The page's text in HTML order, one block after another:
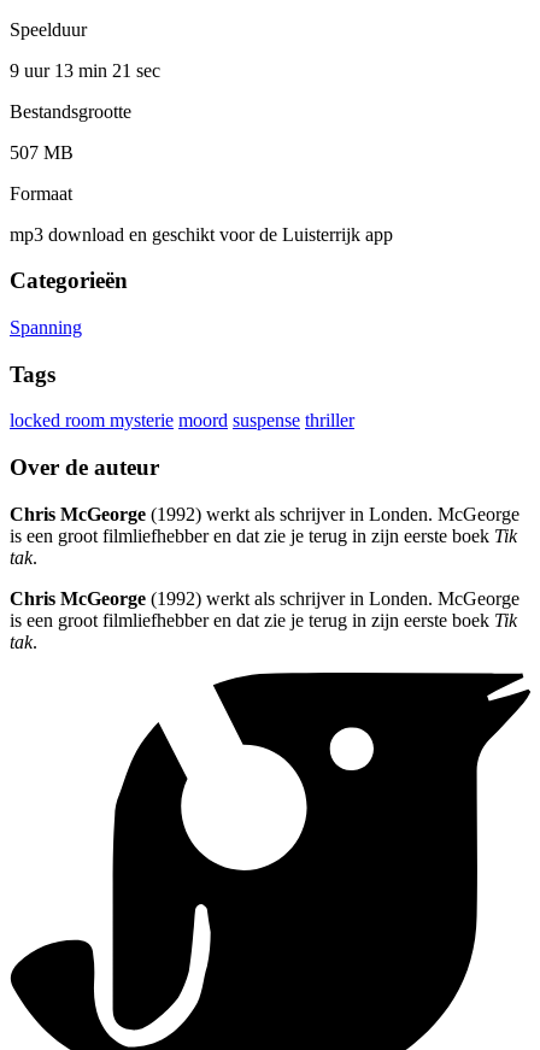
Speelduur
9 uur 13 min 21 sec
Bestandsgrootte
507 MB
Formaat
mp3 download en geschikt voor de Luisterrijk app
Categorieën
Spanning
Tags
locked room mysterie moord suspense thriller
Over de auteur
Chris McGeorge (1992) werkt als schrijver in Londen. McGeorge
is een groot filmliefhebber en dat zie je terug in zijn eerste boek Tik
tak.
Chris McGeorge (1992) werkt als schrijver in Londen. McGeorge
is een groot filmliefhebber en dat zie je terug in zijn eerste boek Tik
tak.